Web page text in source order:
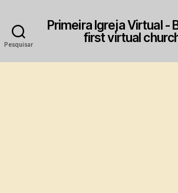
Pesquisar
Primeira Igreja Virtual -
first virtual